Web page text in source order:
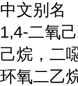
中文别名
1,4-二氧
己烷，二
环氧二乙